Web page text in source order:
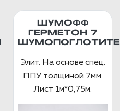
ШУМОФФ
ГЕРМЕТОН 7
Элит. На основе спец.
ППУ толщиной 7мм.
Лист 1м*0,75м.